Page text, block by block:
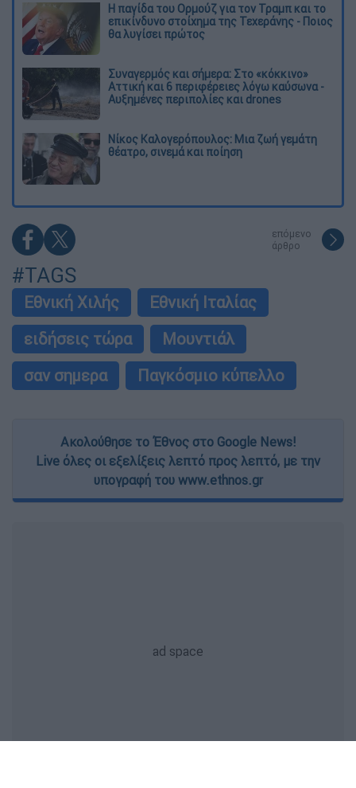
Η παγίδα του Ορμούζ για τον Τραμπ και το
επικίνδυνο στοίχημα της Τεχεράνης - Ποιος
θα λυγίσει πρώτος
Συναγερμός και σήμερα: Στο «κόκκινο»
Αττική και 6 περιφέρειες λόγω καύσωνα -
Αυξημένες περιπολίες και drones
Νίκος Καλογερόπουλος: Μια ζωή γεμάτη
θέατρο, σινεμά και ποίηση
επόμενο
άρθρο
#TAGS
Εθνική Χιλής
Εθνική Ιταλίας
ειδήσεις τώρα
Μουντιάλ
σαν σημερα
Παγκόσμιο κύπελλο
Ακολούθησε το Έθνος στο Google News!
Live όλες οι εξελίξεις λεπτό προς λεπτό, με την
υπογραφή του www.ethnos.gr